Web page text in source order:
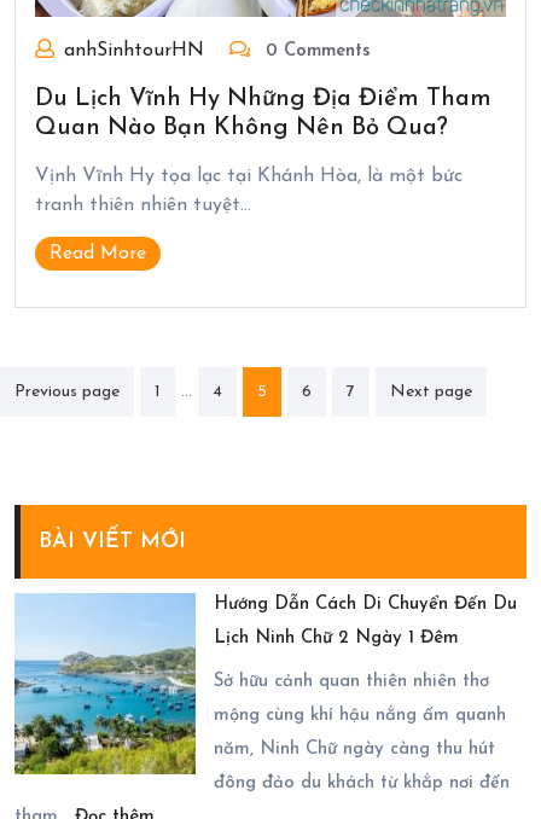
anhSinhtourHN 0 Comments
Du Lịch Vĩnh Hy Những Địa Điểm Tham
Quan Nào Bạn Không Nên Bỏ Qua?
Vịnh Vĩnh Hy tọa lạc tại Khánh Hòa, là một bức
tranh thiên nhiên tuyệt…
Read More
Phân
Previous page 1 … 4 5 6 7 Next page
BÀI VIẾT MỚI
Hướng Dẫn Cách Di Chuyển Đến Du
Lịch Ninh Chữ 2 Ngày 1 Đêm
Sở hữu cảnh quan thiên nhiên thơ
mộng cùng khí hậu nắng ấm quanh
năm, Ninh Chữ ngày càng thu hút
đông đảo du khách từ khắp nơi đến